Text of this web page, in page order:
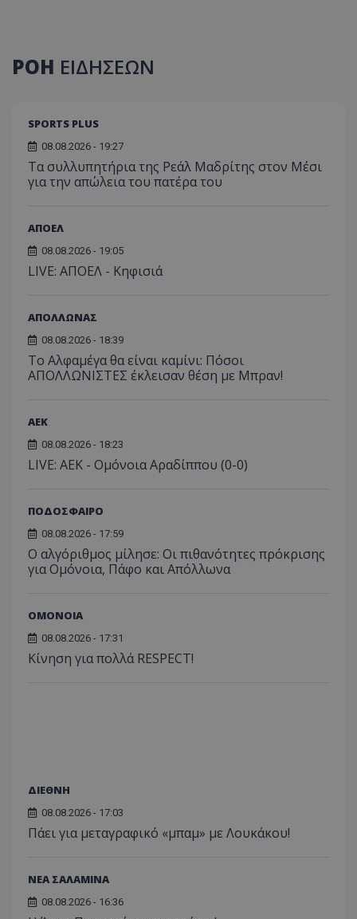
ΡΟΗ ΕΙΔΗΣΕΩΝ
SPORTS PLUS
08.08.2026 - 19:27
Τα συλλυπητήρια της Ρεάλ Μαδρίτης στον Μέσι
για την απώλεια του πατέρα του
ΑΠΟΕΛ
08.08.2026 - 19:05
LIVE: ΑΠΟΕΛ - Κηφισιά
ΑΠΟΛΛΩΝΑΣ
08.08.2026 - 18:39
Το Αλφαμέγα θα είναι καμίνι: Πόσοι
ΑΠΟΛΛΩΝΙΣΤΕΣ έκλεισαν θέση με Μπραν!
ΑEK
08.08.2026 - 18:23
LIVE: ΑΕΚ - Ομόνοια Αραδίππου (0-0)
ΠΟΔΟΣΦΑΙΡΟ
08.08.2026 - 17:59
Ο αλγόριθμος μίλησε: Οι πιθανότητες πρόκρισης
για Ομόνοια, Πάφο και Απόλλωνα
ΟΜΟΝΟΙΑ
08.08.2026 - 17:31
Κίνηση για πολλά RESPECT!
ΔΙΕΘΝΗ
08.08.2026 - 17:03
Πάει για μεταγραφικό «μπαμ» με Λουκάκου!
ΝΕΑ ΣΑΛΑΜΙΝΑ
08.08.2026 - 16:36